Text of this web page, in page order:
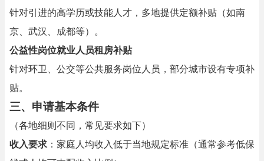
针对引进的高学历或技能人才，多地提供定额补贴（如南
京、武汉、成都等）。
公益性岗位就业人员租房补贴
针对环卫、公交等公共服务岗位人员，部分城市设有专项补
贴。
三、申请基本条件
（各地细则不同，常见要求如下）
收入要求 ：家庭人均收入低于当地规定标准（通常参考低保